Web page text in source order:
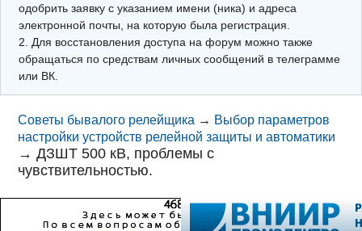
Телеграм
одобрить заявку с указанием имени (ника) и адреса
электронной почты, на которую была регистрация.
2. Для восстановления доступа на форум можно также
обращаться по средствам личных сообщений в телеграмме
или ВК.
Советы бывалого релейщика → Выбор параметров
настройки устройств релейной защиты и автоматики
→ДЗШТ 500 кВ, проблемы с
чувствительностью.